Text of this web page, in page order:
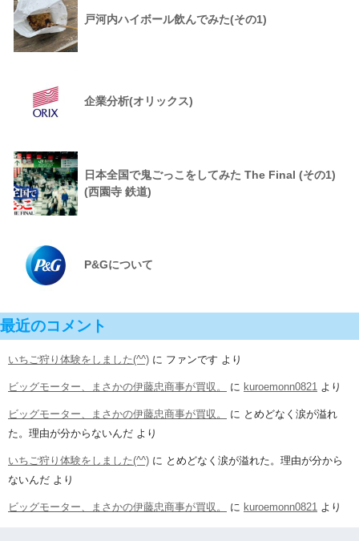
戸河内ハイボール飲んでみた(その1)
企業分析(オリックス)
日本全国で鬼ごっこをしてみた The Final (その1)
(西園寺 鉄道)
P&Gについて
最近のコメント
いちご狩り体験をしました(^^) に ファンです より
ビッグモーター、まさかの伊藤忠商事が買収。 に kuroemonn0821 より
ビッグモーター、まさかの伊藤忠商事が買収。 に とめどなく涙が溢れ
た。理由が分からないんだ より
いちご狩り体験をしました(^^) に とめどなく涙が溢れた。理由が分から
ないんだ より
ビッグモーター、まさかの伊藤忠商事が買収。 に kuroemonn0821 より